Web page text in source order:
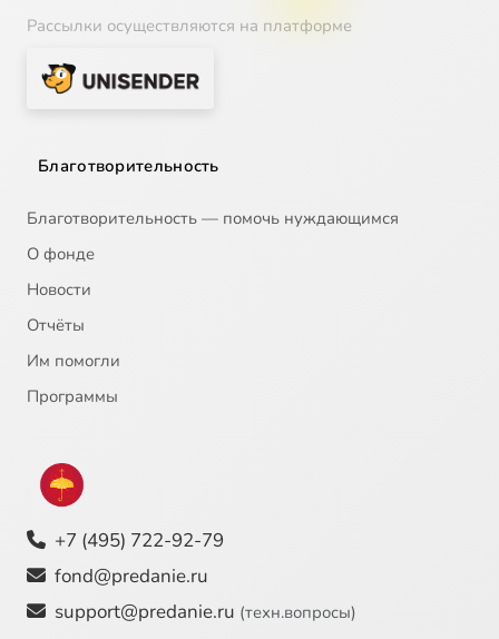
Рассылки осуществляются на платформе
Благотворительность
Благотворительность — помочь нуждающимся
О фонде
Новости
Отчёты
Им помогли
Программы
+7 (495) 722-92-79
fond@predanie.ru
support@predanie.ru (техн.вопросы)